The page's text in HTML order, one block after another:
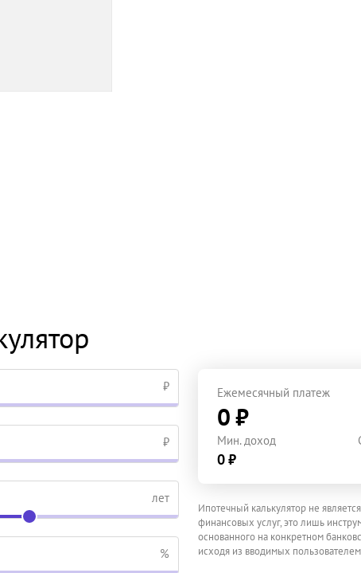
₽
₽
лет
%
Ежемесячный платеж
0 ₽
Мин. доход
0 ₽
Ипотечный калькулятор не
финансовых услуг, это лишь
основанного на конкретном
исходя из вводимых